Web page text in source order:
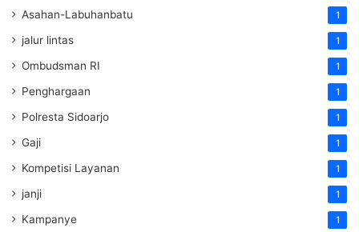
Asahan-Labuhanbatu 1
jalur lintas 1
Ombudsman RI 1
Penghargaan 1
Polresta Sidoarjo 1
Gaji 1
Kompetisi Layanan 1
janji 1
Kampanye 1